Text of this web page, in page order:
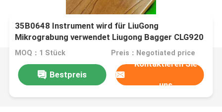
35B0648 Instrument wird für LiuGong
Mikrograbung verwendet Liugong Bagger CLG920
CLG922 CLG923 CLG925 Bagger Filter
MOQ：1 Stück Preis：Negotiated price
Bestpreis
Kontaktieren Sie
uns